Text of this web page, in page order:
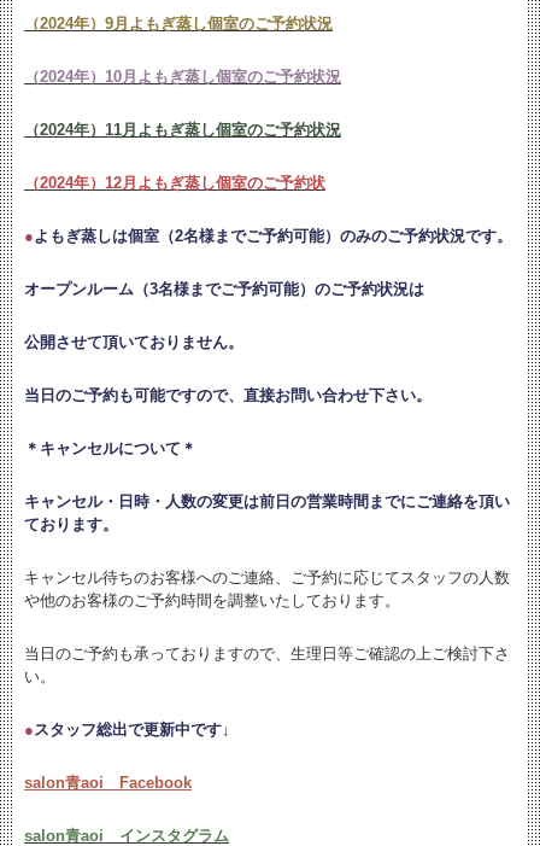
（2024年）9月よもぎ蒸し個室のご予約状況
（2024年）10月よもぎ蒸し個室のご予約状況
（2024年）11月よもぎ蒸し個室のご予約状況
（2024年）12月よもぎ蒸し個室のご予約状
●よもぎ蒸しは個室（2名様までご予約可能）のみのご予約状況です。
オープンルーム（3名様までご予約可能）のご予約状況は
公開させて頂いておりません。
当日のご予約も可能ですので、直接お問い合わせ下さい。
＊キャンセルについて＊
キャンセル・日時・人数の変更は前日の営業時間までにご連絡を頂い
ております。
キャンセル待ちのお客様へのご連絡、ご予約に応じてスタッフの人数
や他のお客様のご予約時間を調整いたしております。
当日のご予約も承っておりますので、生理日等ご確認の上ご検討下さ
い。
●スタッフ総出で更新中です↓
salon青aoi Facebook
salon青aoi インスタグラム